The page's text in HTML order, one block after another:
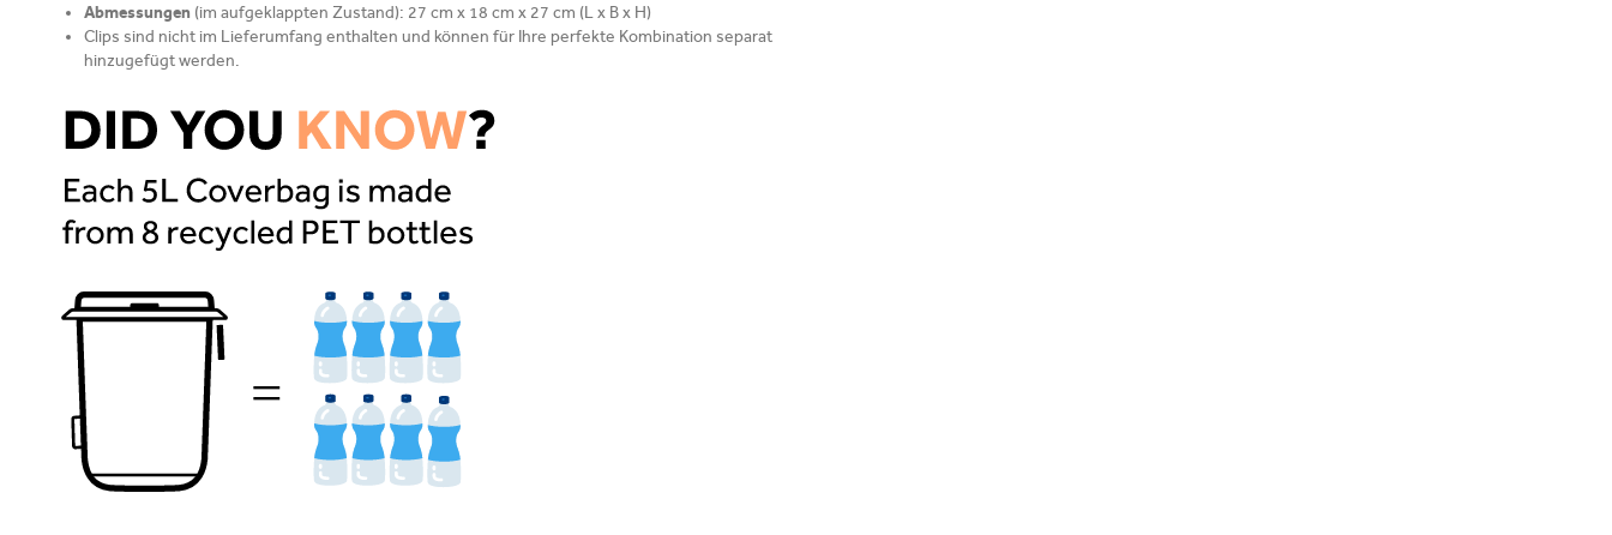
Abmessungen (im aufgeklappten Zustand): 27 cm x 18 cm x 27 cm (L x B x H)
Clips sind nicht im Lieferumfang enthalten und können für Ihre perfekte Kombination separat
hinzugefügt werden.